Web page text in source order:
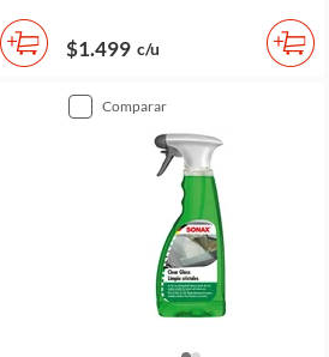
$1.499 c/u
comparar